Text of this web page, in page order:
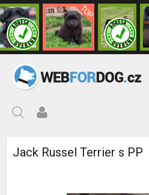
Jack Russel Terrier s PP